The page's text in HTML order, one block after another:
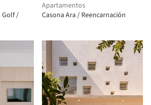
Golf /
Apartamentos
Casona Ara / Reencarnación